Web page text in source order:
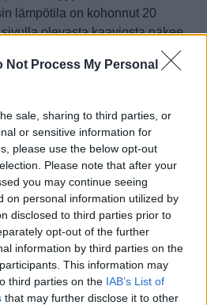
Not Process My Personal
sale, sharing to third parties, or
or sensitive information for
please use the below opt-out
Please note that after your
you may continue seeing
on personal information utilized by
disclosed to third parties prior to
opt-out of the further
information by third parties on the
This information may
third parties on the IAB’s List of
that may further disclose it to other
lämpötila on kohonnut 20
olevasta kaaviosta näkee,
ja vaihteluväli, jolla lämpötila
silti koettu tätäkin kylmempiä ja
päiviä. Esimerkiksi vuoden 2016
alimmillaan 1 asteessa ja
hätyyteltiin eräänä
päivänä 33 asteen lukemia.
Miten lämmintä
Maaliskuussa